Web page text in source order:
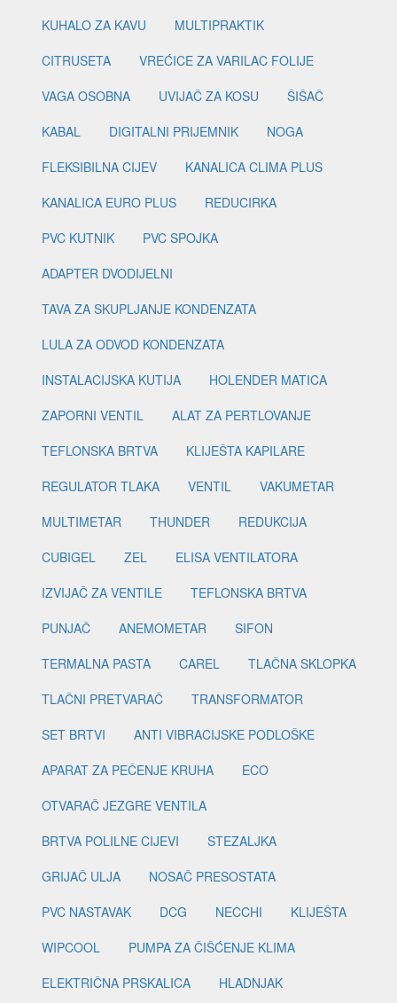
KUHALO ZA KAVU
MULTIPRAKTIK
CITRUSETA
VREĆICE ZA VARILAC FOLIJE
VAGA OSOBNA
UVIJAČ ZA KOSU
ŠIŠAČ
KABAL
DIGITALNI PRIJEMNIK
NOGA
FLEKSIBILNA CIJEV
KANALICA CLIMA PLUS
KANALICA EURO PLUS
REDUCIRKA
PVC KUTNIK
PVC SPOJKA
ADAPTER DVODIJELNI
TAVA ZA SKUPLJANJE KONDENZATA
LULA ZA ODVOD KONDENZATA
INSTALACIJSKA KUTIJA
HOLENDER MATICA
ZAPORNI VENTIL
ALAT ZA PERTLOVANJE
TEFLONSKA BRTVA
KLIJEŠTA KAPILARE
REGULATOR TLAKA
VENTIL
VAKUMETAR
MULTIMETAR
THUNDER
REDUKCIJA
CUBIGEL
ZEL
ELISA VENTILATORA
IZVIJAČ ZA VENTILE
TEFLONSKA BRTVA
PUNJAČ
ANEMOMETAR
SIFON
TERMALNA PASTA
CAREL
TLAČNA SKLOPKA
TLAČNI PRETVARAČ
TRANSFORMATOR
SET BRTVI
ANTI VIBRACIJSKE PODLOŠKE
APARAT ZA PEČENJE KRUHA
ECO
OTVARAČ JEZGRE VENTILA
BRTVA POLILNE CIJEVI
STEZALJKA
GRIJAČ ULJA
NOSAČ PRESOSTATA
PVC NASTAVAK
DCG NECCHI
KLIJEŠTA
WIPCOOL
PUMPA ZA ČIŠĆENJE KLIMA
ELEKTRIČNA PRSKALICA
HLADNJAK